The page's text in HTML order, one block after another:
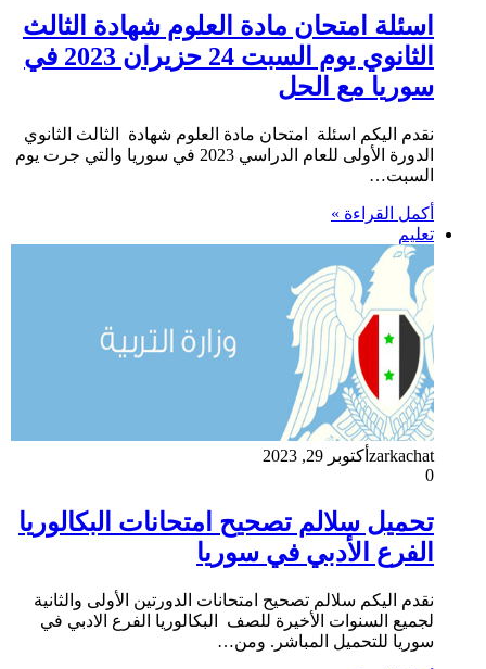
اسئلة امتحان مادة العلوم شهادة الثالث
الثانوي يوم السبت 24 حزيران 2023 في
سوريا مع الحل
نقدم اليكم اسئلة امتحان مادة العلوم شهادة الثالث الثانوي
الدورة الأولى للعام الدراسي 2023 في سوريا والتي جرت يوم
السبت…
أكمل القراءة »
تعليم
zarkachat أكتوبر 29, 2023
0
تحميل سلالم تصحيح امتحانات البكالوريا
الفرع الأدبي في سوريا
نقدم اليكم سلالم تصحيح امتحانات الدورتين الأولى والثانية
لجميع السنوات الأخيرة للصف البكالوريا الفرع الادبي في
سوريا للتحميل المباشر. ومن…